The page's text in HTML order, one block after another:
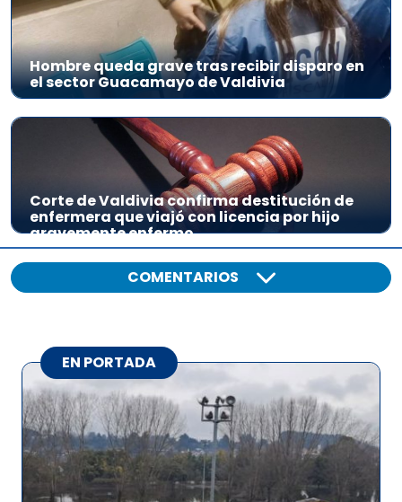
Hombre queda grave tras recibir disparo en
el sector Guacamayo de Valdivia
Corte de Valdivia confirma destitución de
enfermera que viajó con licencia por hijo
gravemente enfermo
COMENTARIOS
EN PORTADA